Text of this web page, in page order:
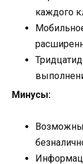
каждого
Минусы:
Возможны